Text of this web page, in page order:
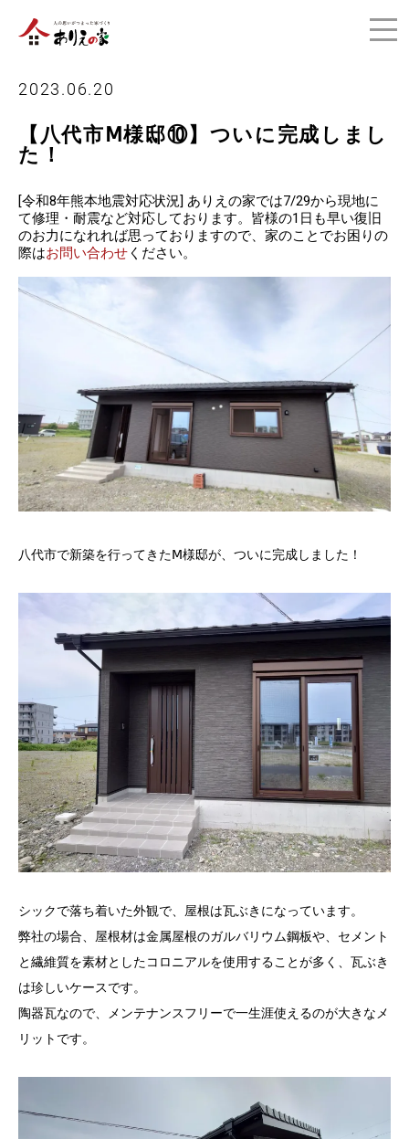
2023.06.20
【八代市Ⅿ様邸⑩】ついに完成しまし
た！
[令和8年熊本地震対応状況] ありえの家では7/29から現地に
て修理・耐震など対応しております。皆様の1日も早い復旧
のお力になれれば思っておりますので、家のことでお困りの
際はお問い合わせ ください。
八代市で新築を行ってきたⅯ様邸が、ついに完成しました！
シックで落ち着いた外観で、屋根は瓦ぶきになっています。
弊社の場合、屋根材は金属屋根のガルバリウム鋼板や、セメント
と繊維質を素材としたコロニアルを使用することが多く、瓦ぶき
は珍しいケースです。
陶器瓦なので、メンテナンスフリーで一生涯使えるのが大きなメ
リットです。